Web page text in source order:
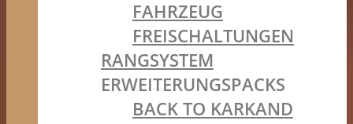
FAHRZEUG
FREISCHALTUNGEN
RANGSYSTEM
ERWEITERUNGSPACKS
BACK TO KARKAND